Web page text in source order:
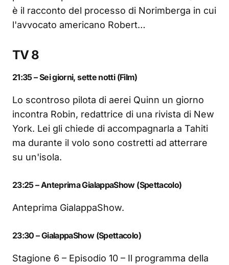
è il racconto del processo di Norimberga in cui
l'avvocato americano Robert…
TV 8
21:35 – Sei giorni, sette notti (Film)
Lo scontroso pilota di aerei Quinn un giorno
incontra Robin, redattrice di una rivista di New
York. Lei gli chiede di accompagnarla a Tahiti
ma durante il volo sono costretti ad atterrare
su un'isola.
23:25 – Anteprima GialappaShow (Spettacolo)
Anteprima GialappaShow.
23:30 – GialappaShow (Spettacolo)
Stagione 6 – Episodio 10 – Il programma della